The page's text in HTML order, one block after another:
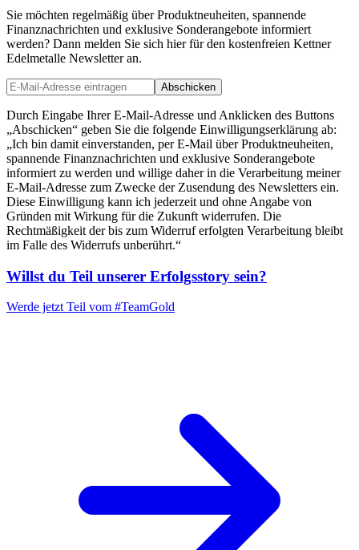
Sie möchten regelmäßig über Produktneuheiten, spannende
Finanznachrichten und exklusive Sonderangebote informiert
werden? Dann melden Sie sich hier für den kostenfreien Kettner
Edelmetalle Newsletter an.
Abschicken
Durch Eingabe Ihrer E-Mail-Adresse und Anklicken des Buttons
„Abschicken“ geben Sie die folgende Einwilligungserklärung ab:
„Ich bin damit einverstanden, per E-Mail über Produktneuheiten,
spannende Finanznachrichten und exklusive Sonderangebote
informiert zu werden und willige daher in die Verarbeitung meiner
E-Mail-Adresse zum Zwecke der Zusendung des Newsletters ein.
Diese Einwilligung kann ich jederzeit und ohne Angabe von
Gründen mit Wirkung für die Zukunft widerrufen. Die
Rechtmäßigkeit der bis zum Widerruf erfolgten Verarbeitung bleibt
im Falle des Widerrufs unberührt.“
Willst du Teil unserer Erfolgsstory sein?
Werde jetzt Teil vom #TeamGold